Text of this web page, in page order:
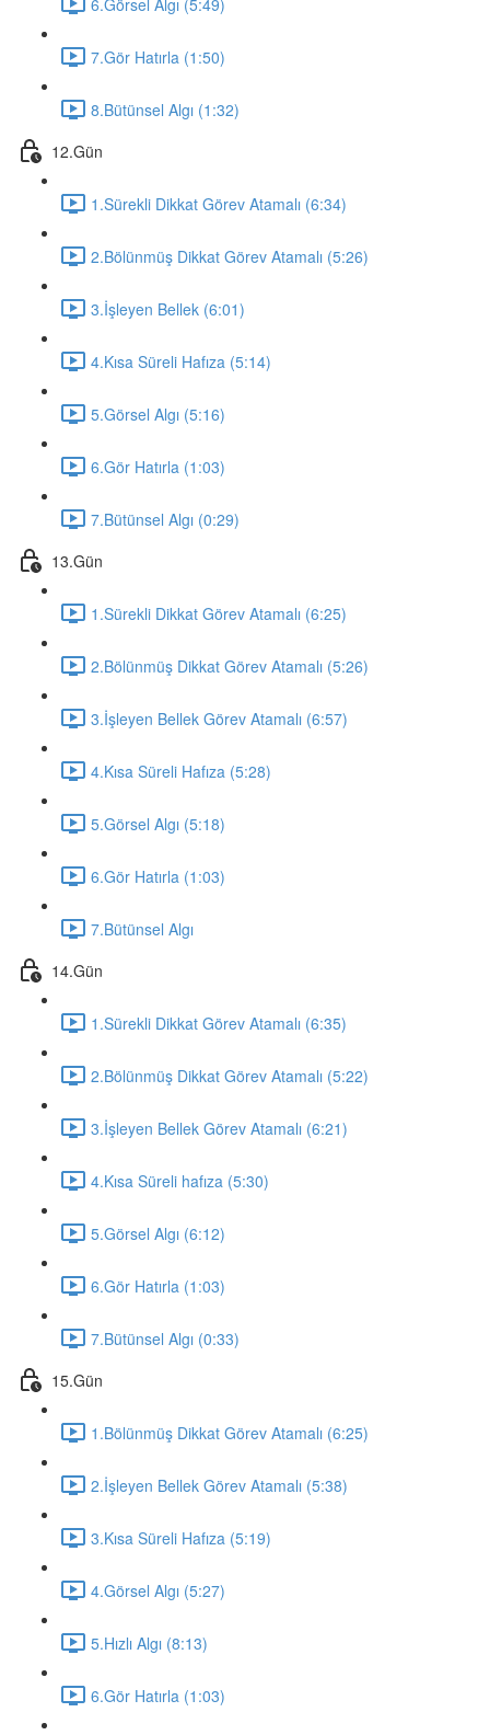
7.Gör Hatırla (1:50)
8.Bütünsel Algı (1:32)
12.Gün
1.Sürekli Dikkat Görev Atamalı (6:34)
2.Bölünmüş Dikkat Görev Atamalı (5:26)
3.İşleyen Bellek (6:01)
4.Kısa Süreli Hafıza (5:14)
5.Görsel Algı (5:16)
6.Gör Hatırla (1:03)
7.Bütünsel Algı (0:29)
13.Gün
1.Sürekli Dikkat Görev Atamalı (6:25)
2.Bölünmüş Dikkat Görev Atamalı (5:26)
3.İşleyen Bellek Görev Atamalı (6:57)
4.Kısa Süreli Hafıza (5:28)
5.Görsel Algı (5:18)
6.Gör Hatırla (1:03)
7.Bütünsel Algı
14.Gün
1.Sürekli Dikkat Görev Atamalı (6:35)
2.Bölünmüş Dikkat Görev Atamalı (5:22)
3.İşleyen Bellek Görev Atamalı (6:21)
4.Kısa Süreli hafıza (5:30)
5.Görsel Algı (6:12)
6.Gör Hatırla (1:03)
7.Bütünsel Algı (0:33)
15.Gün
1.Bölünmüş Dikkat Görev Atamalı (6:25)
2.İşleyen Bellek Görev Atamalı (5:38)
3.Kısa Süreli Hafıza (5:19)
4.Görsel Algı (5:27)
5.Hızlı Algı (8:13)
6.Gör Hatırla (1:03)